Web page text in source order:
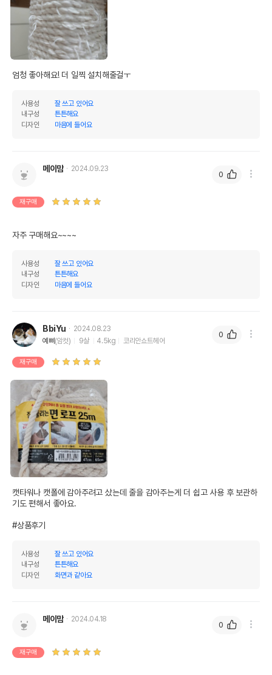
엄청 좋아해요! 더 일찍 설치해줄걸ㅜ
사용성
잘 쓰고 있어요
내구성
튼튼해요
디자인
마음에 들어요
메이맘 2024.09.23
재구매
자주 구매해요~~~~
사용성
잘 쓰고 있어요
내구성
튼튼해요
디자인
마음에 들어요
0
BbiYu
2024.08.23
예삐(암컷) 9살 4.5kg 코리안쇼트헤어
재구매
캣타워나 캣폴에 감아주려고 샀는데 줄을 감아주는게 더 쉽고 사용 후 보관하
기도 편해서 좋아요.
#상품후기
사용성
잘 쓰고 있어요
내구성
튼튼해요
디자인
화면과 같아요
0
메이맘 2024.04.18
재구매
0